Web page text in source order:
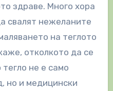
здраве. Много хора
свалят нежеланите
на теглото
отколкото да се
не е само
но и медицински